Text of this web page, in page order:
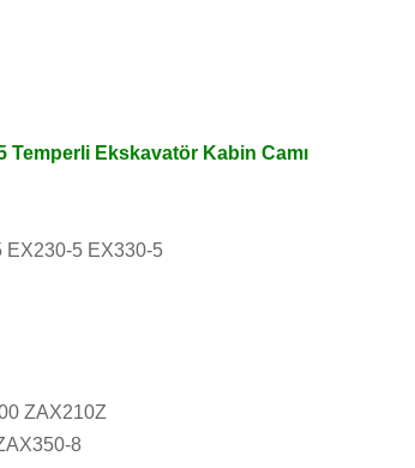
Temperli Ekskavatör Kabin Camı
EX230-5 EX330-5
ZAX210Z
8